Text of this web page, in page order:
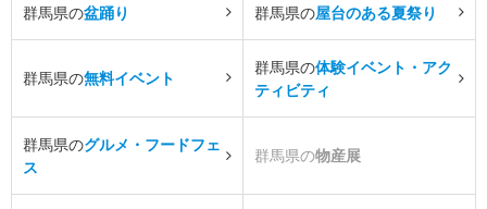
群馬県の盆踊り 群馬県の屋台のある夏祭り
群馬県の無料イベント
群馬県の体験イベント・アク
ティビティ
群馬県のグルメ・フードフェ
ス
群馬県の物産展